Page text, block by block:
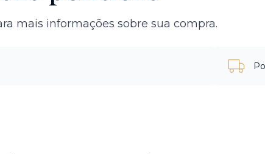
mais informações sobre sua compra.